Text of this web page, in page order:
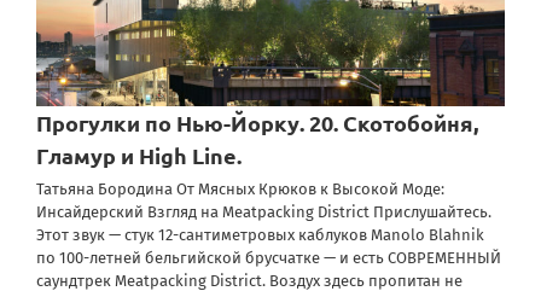
Прогулки по Нью-Йорку. 20. Скотобойня,
Гламур и High Line.
Татьяна Бородина От Мясных Крюков к Высокой Моде:
Инсайдерский Взгляд на Meatpacking District Прислушайтесь.
Этот звук — стук 12-сантиметровых каблуков Manolo Blahnik
по 100-летней бельгийской брусчатке — и есть СОВРЕМЕННЫЙ
саундтрек Meatpacking District. Воздух здесь пропитан не